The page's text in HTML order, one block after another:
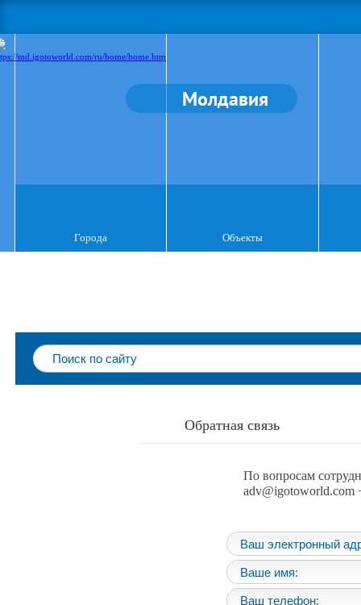
Молдавия
Города Объекты
Обратная связь
По вопросам
adv@igotoworld.com